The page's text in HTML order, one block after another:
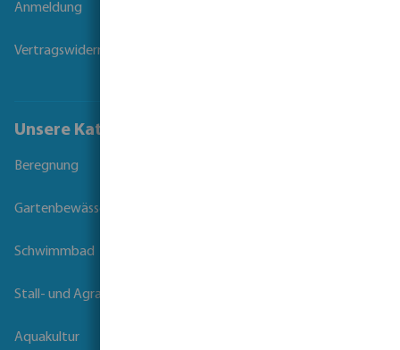
Anmeldung
Vertragswiderruf
Unsere Kataloge
Beregnung
Gartenbewässerung
Schwimmbad
Stall- und Agrartechnik
Aquakultur